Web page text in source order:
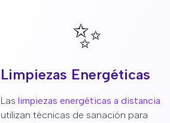
✨
Limpiezas Energéticas
Laslimpiezas energéticas a distancia
utilizan técnicas de sanación para